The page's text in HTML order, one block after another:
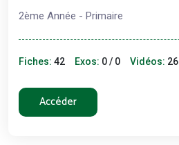
2ème Année - Primaire
Fiches: 42 Exos: 0 / 0 Vidéos: 26
Accéder